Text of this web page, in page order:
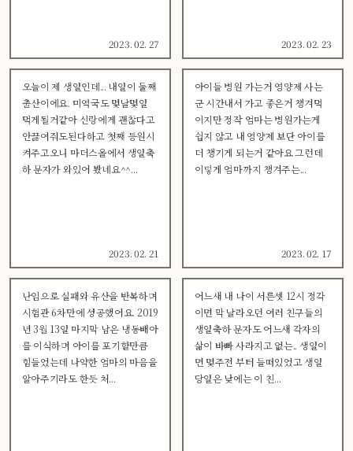
2023. 02. 27 2023. 02. 23
오늘이 제 생일인데... 내일이 둘째
출산이에요. 미역국도 몇날몇일
먹게될거같아 신랑에게 괜찮다고
안끓여줘도된다하고 첫째 등원시
켜주고오니 마더스올에서 생일축
하 문자가 와있어 봤네요^^...
2023. 02. 21
아이들 병원 가는거 영양제 사는
군 시간내서 가고 좋은거 챙겨먹
이지만 정작 엄마는 병원가는게
쉽지 않고 내 영양제 보단 아이를
더 챙기게 되는거 같아요 그런데
이렇게 엄마까지 챙겨주는...
2023. 02. 17
난임으로 실패와 유산을 반복하며
시험관 6차만에 성공했어요. 2019
년 3월 13일 마지막 남은 냉동배아
를 이식하며 아이를 포기할만큼
힘들었는데 나약한 엄마의 마음을
알아주기라도 한듯 처...
어느새 내 나이 서른셋 12시 정각
이면 막 날라오던 여러 친구들의
생일축하 문자도 어느새 각자의
삶이 바빠 사라지고 없는.. 생일이
면 몇주전 부터 들떠있었고 생일
당일은 낮에는 이 친...